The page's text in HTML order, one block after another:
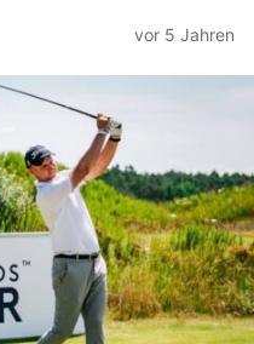
vor 5 Jahren